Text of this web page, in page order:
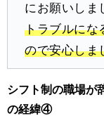
にお願いしま
トラブルにな
ので安心しま
シフト制の職場が
の経緯④